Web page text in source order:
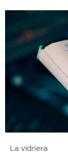
La vidriera